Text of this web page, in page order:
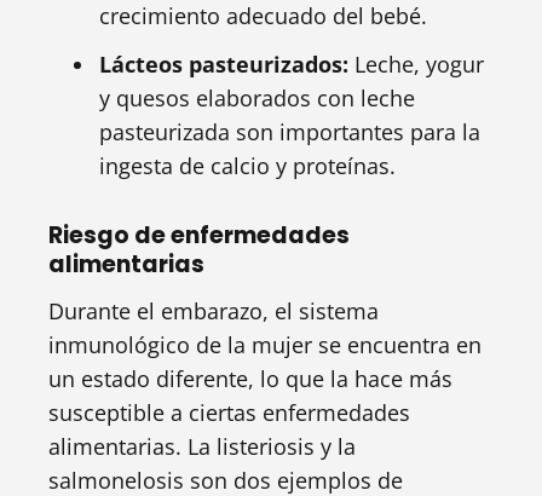
crecimiento adecuado del bebé.
Lácteos pasteurizados: Leche, yogur
y quesos elaborados con leche
pasteurizada son importantes para la
ingesta de calcio y proteínas.
Riesgo de enfermedades
alimentarias
Durante el embarazo, el sistema
inmunológico de la mujer se encuentra en
un estado diferente, lo que la hace más
susceptible a ciertas enfermedades
alimentarias. La listeriosis y la
salmonelosis son dos ejemplos de